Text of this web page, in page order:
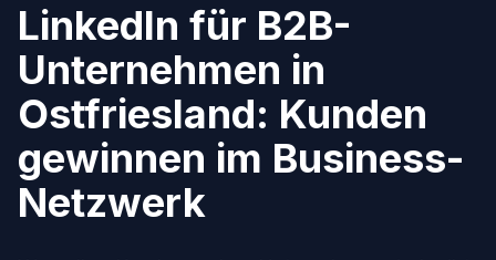
LinkedIn für B2B-
Unternehmen in
Ostfriesland: Kunden
gewinnen im Business-
Netzwerk